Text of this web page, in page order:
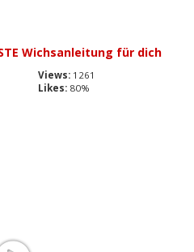
Wichsanleitung für dich
Views: 1261
Likes: 80%